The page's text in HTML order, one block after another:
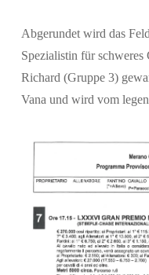
Abgerundet wird das
Spezialistin für
Richard (Gruppe 3)
Vana und wird vom